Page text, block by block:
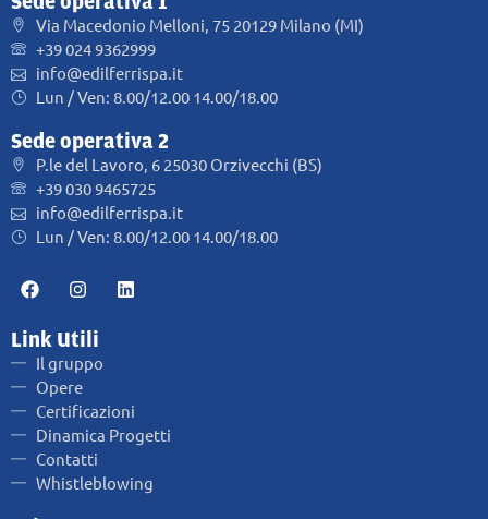
Via Macedonio Melloni, 75 20129 Milano (MI)
+39 024 9362999
info@edilferrispa.it
Lun / Ven: 8.00/12.00 14.00/18.00
Sede operativa 2
P.le del Lavoro, 6 25030 Orzivecchi (BS)
+39 030 9465725
info@edilferrispa.it
Lun / Ven: 8.00/12.00 14.00/18.00
Link Utili
Il gruppo
Opere
Certificazioni
Dinamica Progetti
Contatti
Whistleblowing